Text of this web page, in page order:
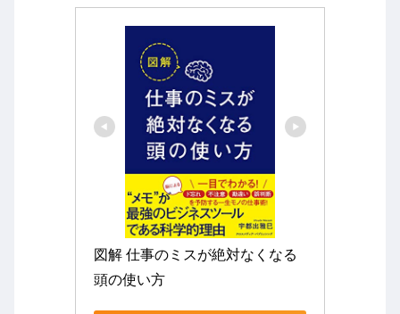
図解 仕事のミスが絶対なくなる
頭の使い方